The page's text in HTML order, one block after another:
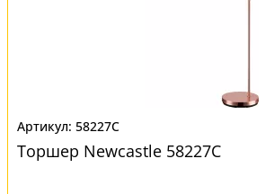
58227C
Торшер Newcastle 58227C